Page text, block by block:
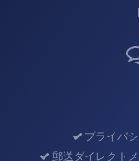
プライバ
郵送ダイレクト